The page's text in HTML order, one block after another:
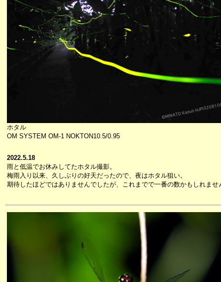
ホタル
OM SYSTEM OM-1 NOKTON10.5/0.95
2022.5.18
雨と低温でお休みしてたホタル撮影。
梅雨入り以来、久しぶりの好天だったので、夜はホタル狙い。
期待したほどではありませんでしたが、これまでで一番の数かもしれませ